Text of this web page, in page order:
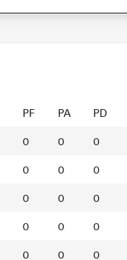
PF PA PD
0 0 0
0 0 0
0 0 0
0 0 0
0 0 0